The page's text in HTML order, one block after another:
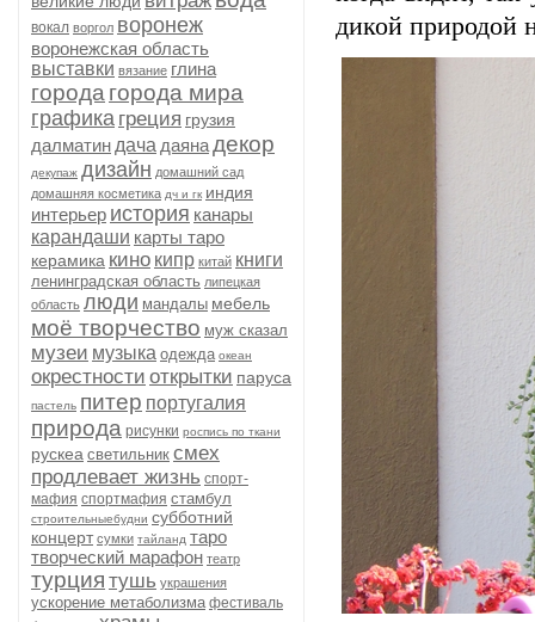
вокал воргол воронеж
воронежская область
выставки вязание глина
города города мира
графика греция грузия
далматин дача даянадекор
декупаж дизайн домашний сад
домашняя косметика дч и гк индия
интерьер история канары
карандаши карты таро
керамика кино кипр китай книги
ленинградская область липецкая
область люди мандалы мебель
моё творчество муж сказал
музеи музыка одежда океан
окрестности открытки паруса
пастель питер португалия
природа рисунки роспись по ткани
рускеа светильник смех
продлевает жизнь спорт-
мафия спортмафия стамбул
строительныебудни субботний
концерт сумки тайланд таро
творческий марафон театр
турция тушь украшения
ускорение метаболизма фестиваль
дикой природой